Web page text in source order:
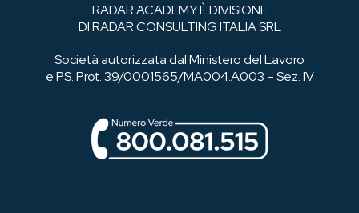
RADAR ACADEMY È DIVISIONE
DI RADAR CONSULTING ITALIA SRL
Società autorizzata dal Ministero del Lavoro
e PS. Prot. 39/0001565/MA004.A003 – Sez. IV